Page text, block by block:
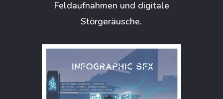
Feldaufnahmen und digitale
Störgeräusche.